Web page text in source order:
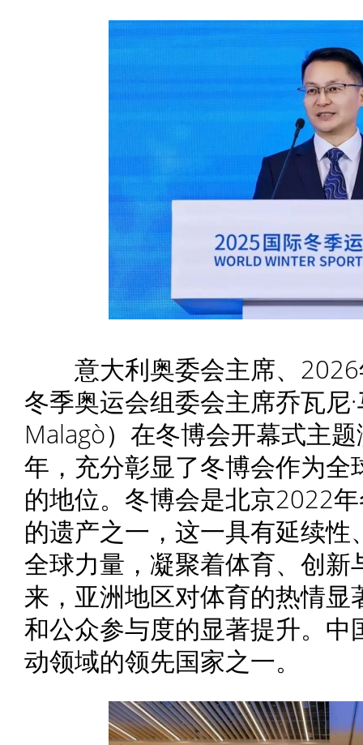
意大利奥委会主席、2026
冬季奥运会组委会主席乔瓦尼
Malagò）在冬博会开幕式主
年，充分彰显了冬博会作为
的地位。冬博会是北京2022
的遗产之一，这一具有延续
全球力量，凝聚着体育、创
来，亚洲地区对体育的热情
和公众参与度的显著提升。
动领域的领先国家之一。